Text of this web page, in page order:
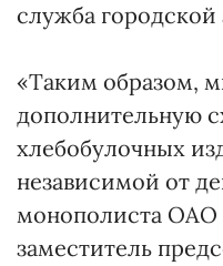
служба
«Таким образом,
дополнительную
хлебобулочных
независимой от
монополиста ОАО
заместитель